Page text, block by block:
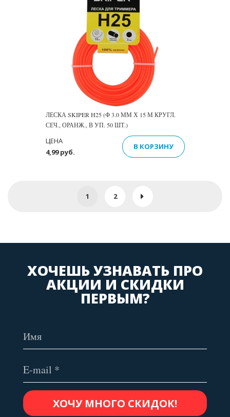
ЛЕСКА SKIPER H25 (Ф 3.0 ММ Х 15 М КРУГЛ.
СЕЧ., ОРАНЖ., В УП. 50 ШТ.)
4,99 руб.
ЦЕНА
В КОРЗИНУ
1 2
ХОЧЕШЬ УЗНАВАТЬ ПРО
АКЦИИ И СКИДКИ
ПЕРВЫМ?